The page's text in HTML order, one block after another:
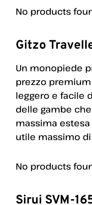
No products
Gitzo
Un monopiede
prezzo
leggero e facile
delle gambe
massima
utile massimo di
No products
Sirui SVM-